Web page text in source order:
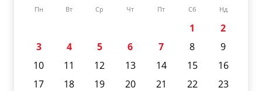
Пн Вт Ср Чт Пт Сб Нд
1
2
3
4 5 6 7 8
9
10
11 12 13 14 15
16
17
18 19 20 21 22
23